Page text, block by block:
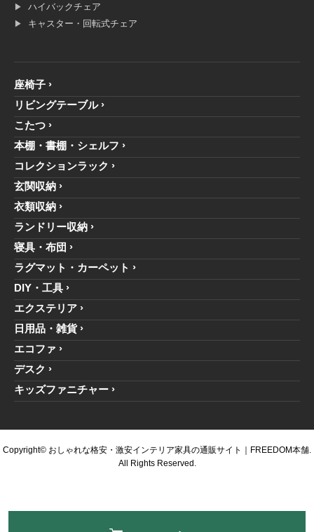
ハイバックチェア
キャスター・回転式チェア
座椅子
リビングテーブル
こたつ
本棚・書棚・シェルフ
コレクションラック
玄関収納
衣類収納
ランドリー収納
寝具・布団
ラグマット・カーペット
DIY・工具
エクステリア
日用品・雑貨
エコファ
デスク
キッズファニチャー
Copyright© おしゃれな格安・激安インテリア家具の通販サイト｜FREEDOM本舗.
All Rights Reserved.